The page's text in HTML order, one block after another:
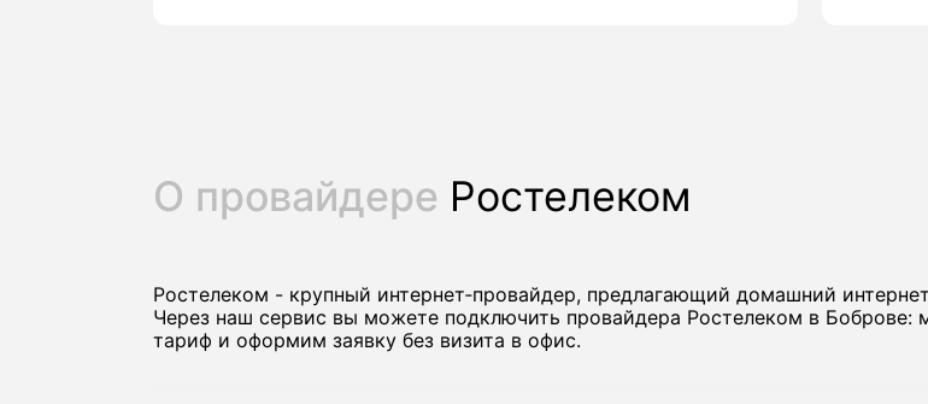
О провайдере Ростелеком
Ростелеком - крупный интернет‑провайдер, предлагающий домашний
Через наш сервис вы можете подключить провайдера Ростелеком в
тариф и оформим заявку без визита в офис.